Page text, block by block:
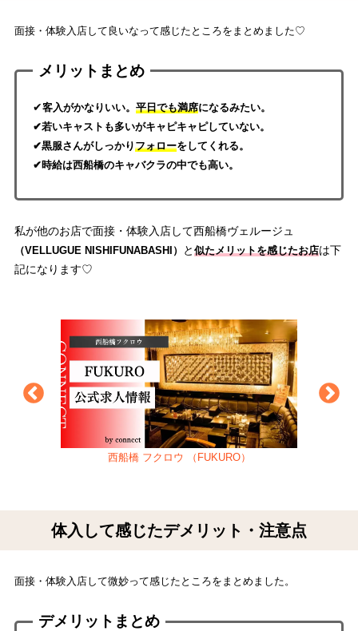
面接・体験入店して良いなって感じたところをまとめました♡
メリットまとめ
✔客入がかなりいい。 平日でも満席になるみたい。
✔若いキャストも多いがキャピキャピしていない。
✔黒服さんがしっかりフォローをしてくれる。
✔時給は西船橋のキャバクラの中でも高い。
私が他のお店で面接・体験入店して西船橋ヴェルージュ
（VELLUGUE NISHIFUNABASHI） と 似たメリットを感じたお店は下
記になります♡
西船橋 フクロウ （FUKURO）
体入して感じたデメリット・注意点
面接・体験入店して微妙って感じたところをまとめました。
デメリットまとめ